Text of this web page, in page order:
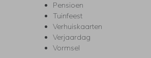
Pensioen
Tuinfeest
Verhuiskaarten
Verjaardag
Vormsel